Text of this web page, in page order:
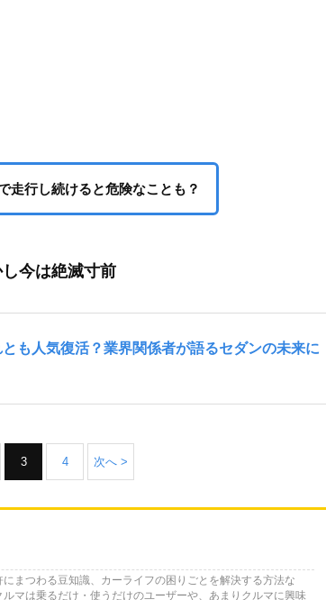
行し続けると危険なことも？
今は絶滅寸前
3 4 次へ >
まつわる豆知識、カーライフの困りごとを解決する方法な
マは乗るだけ・使うだけのユーザーや、あまりクルマに興味